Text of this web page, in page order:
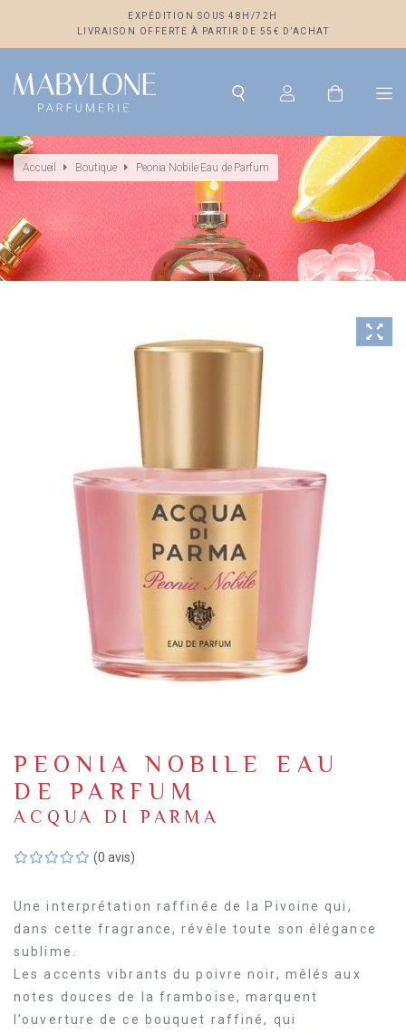
EXPÉDITION SOUS 48H/72H
LIVRAISON OFFERTE À PARTIR DE 55€ D’ACHAT
Accueil Boutique Peonia Nobile Eau de Parfum
PEONIA NOBILE EAU
DE PARFUM
ACQUA DI PARMA
(0 avis)
Une interprétation raffinée de la Pivoine qui,
dans cette fragrance, révèle toute son élégance
sublime.
Les accents vibrants du poivre noir, mêlés aux
notes douces de la framboise, marquent
l’ouverture de ce bouquet raffiné, qui